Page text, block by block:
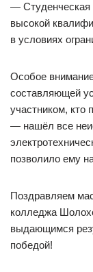
— Студенческая
высокой
в условиях
Особое
составляющей
участником, кто
— нашёл все
позволило ему
Поздравляем
колледжа
выдающимся
победой!